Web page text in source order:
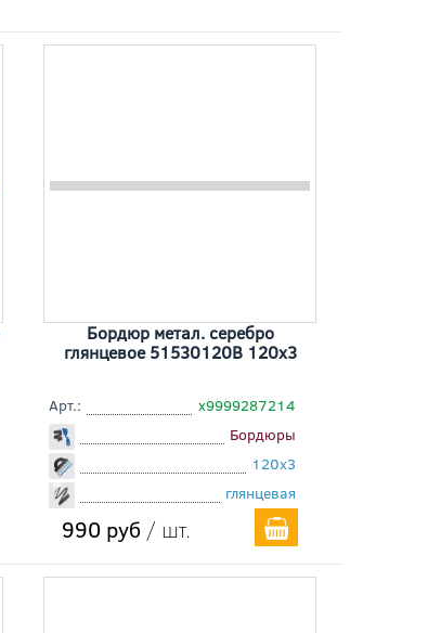
Бордюр метал. серебро
глянцевое 51530120B 120x3
Арт.:
х9999287214
Бордюры
120x3
глянцевая
990 руб / шт.